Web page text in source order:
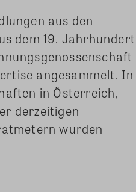
aus den
dem 19. Jahrhundert
angesammelt. In
in Österreich,
derzeitigen
wurden